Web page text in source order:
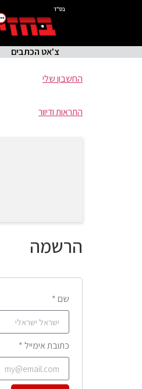
בס"ד
צ'אט הכתבים
החשבון שלי
התראות ודיוור
הרשמה
שם *
כתובת אימייל *